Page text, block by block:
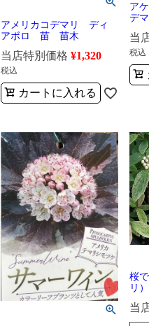
アメリカコデマリ ディ
アボロ 苗 苗木
当店特別価格 ¥1,320
税込
カートに入れる
ア
デマ
当
税込
桜
リ
当